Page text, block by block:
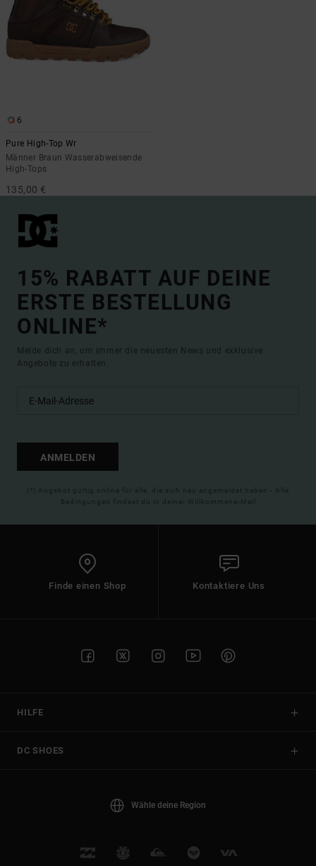
6
Pure High-Top Wr
Männer Braun Wasserabweisende
High-Tops
135,00 €
15% RABATT AUF DEINE
ERSTE BESTELLUNG
ONLINE*
Melde dich an, um immer die neuesten News und exklusive
Angebote zu erhalten.
ANMELDEN
(*) Angebot gültig online für alle, die sich neu angemeldet haben - Alle
Bedingungen findest du in deiner Willkommens-Mail
Finde einen Shop Kontaktiere Uns
HILFE
DC SHOES
Wähle deine Region